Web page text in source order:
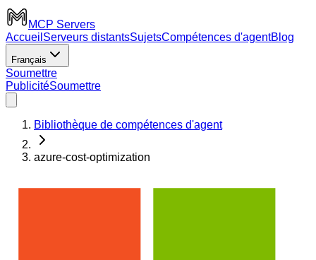
MCP Servers
Accueil Serveurs distantsSujetsCompétences d'agentBlog
Français
Soumettre
PublicitéSoumettre
Bibliothèque de compétences d'agent
azure-cost-optimization